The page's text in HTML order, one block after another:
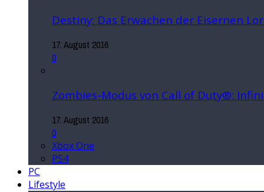
Destiny: Das Erwachen der Eisernen
17. August 2016
0
Zombies-Modus von Call of Duty®:
17. August 2016
0
Xbox One
PS4
PC
Lifestyle